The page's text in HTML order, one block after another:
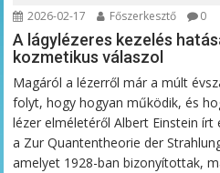
2026-02-17 Főszerkesztő 0
A lágylézeres kezelés
kozmetikus válaszol
Magáról a lézerről már a múlt
folyt, hogy hogyan működik, és
lézer elméletéről Albert Einstein írt
a Zur Quantentheorie der
amelyet 1928-ban bizonyítottak,